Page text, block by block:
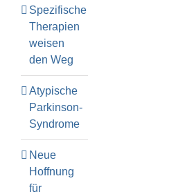
Spezifische
Therapien
weisen
den Weg
Atypische
Parkinson-
Syndrome
Neue
Hoffnung
für